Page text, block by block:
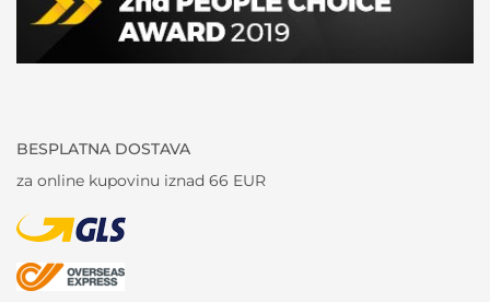
BESPLATNA DOSTAVA
za online kupovinu iznad 66 EUR